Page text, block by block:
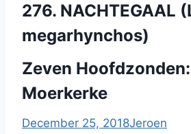
276. NACHTEGAAL
megarhynchos)
Zeven
Moerkerke
December 25, 2018Jeroen